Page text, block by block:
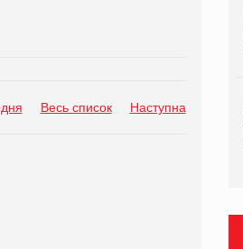
Весь список Наступна